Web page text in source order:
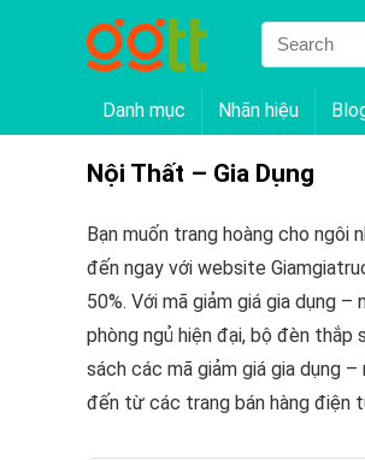
Danh mục Nhãn hiệu
Nội Thất – Gia Dụng
Bạn muốn trang hoàng cho ngôi
đến ngay với website
50%. Với mã giảm giá gia dụng
phòng ngủ hiện đại, bộ đèn thắp
sách các mã giảm giá gia dụng
đến từ các trang bán hàng điện